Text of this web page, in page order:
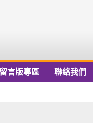
留言版專區 聯絡我們